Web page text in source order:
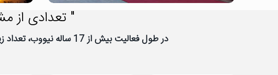
" تعدادی از
در طول فعالیت بیش از 17 ساله نیووب، تعداد زیادی از شرکت ها و سازمان ها به نیووب اعتماد کرده اند، از اعتماد شما سپاسگزاریم